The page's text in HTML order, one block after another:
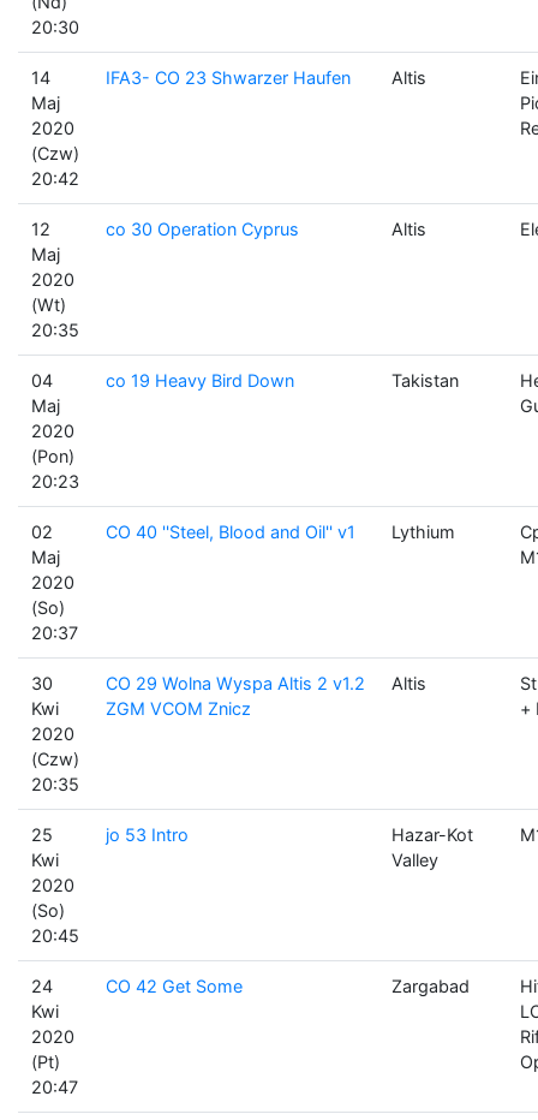
20:30
14
Maj
2020
(Czw)
20:42
IFA3- CO 23 Shwarzer Haufen Altis
12
Maj
2020
(Wt)
20:35
co 30 Operation Cyprus Altis
04
Maj
2020
(Pon)
20:23
co 19 Heavy Bird Down Takistan
02
Maj
2020
(So)
20:37
CO 40 ''Steel, Blood and Oil'' v1 Lythium
30
Kwi
2020
(Czw)
20:35
CO 29 Wolna Wyspa Altis 2 v1.2
ZGM VCOM Znicz
Altis
+
25
Kwi
2020
(So)
20:45
jo 53 Intro
Hazar-Kot
Valley
24
Kwi
2020
(Pt)
20:47
CO 42 Get Some Zargabad